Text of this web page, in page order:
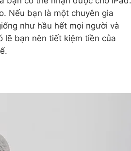
Nếu bạn là một chuyên gia
như hầu hết mọi người và
lẽ bạn nên tiết kiệm tiền của